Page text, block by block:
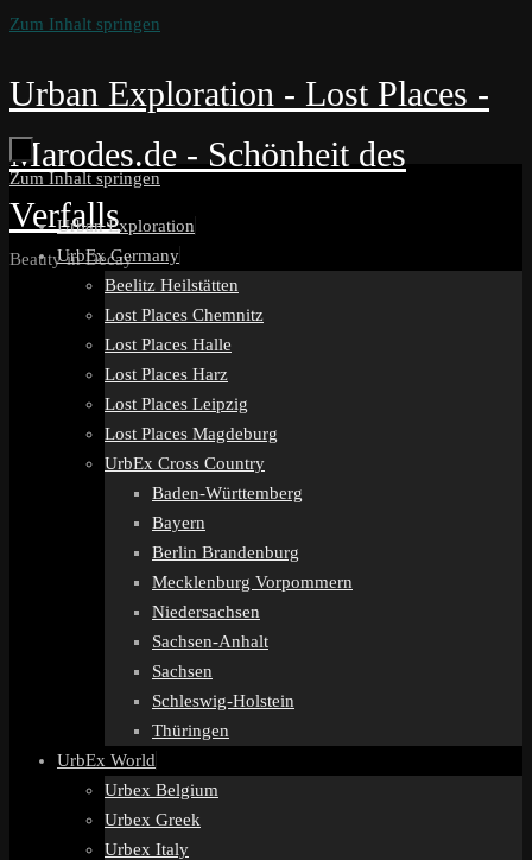
Zum Inhalt springen
Urban Exploration - Lost Places -
Marodes.de - Schönheit des
Verfalls
Beauty in Decay
Zum Inhalt springen
Urban Exploration
UrbEx Germany
Beelitz Heilstätten
Lost Places Chemnitz
Lost Places Halle
Lost Places Harz
Lost Places Leipzig
Lost Places Magdeburg
UrbEx Cross Country
Baden-Württemberg
Bayern
Berlin Brandenburg
Mecklenburg Vorpommern
Niedersachsen
Sachsen-Anhalt
Sachsen
Schleswig-Holstein
Thüringen
UrbEx World
Urbex Belgium
Urbex Greek
Urbex Italy